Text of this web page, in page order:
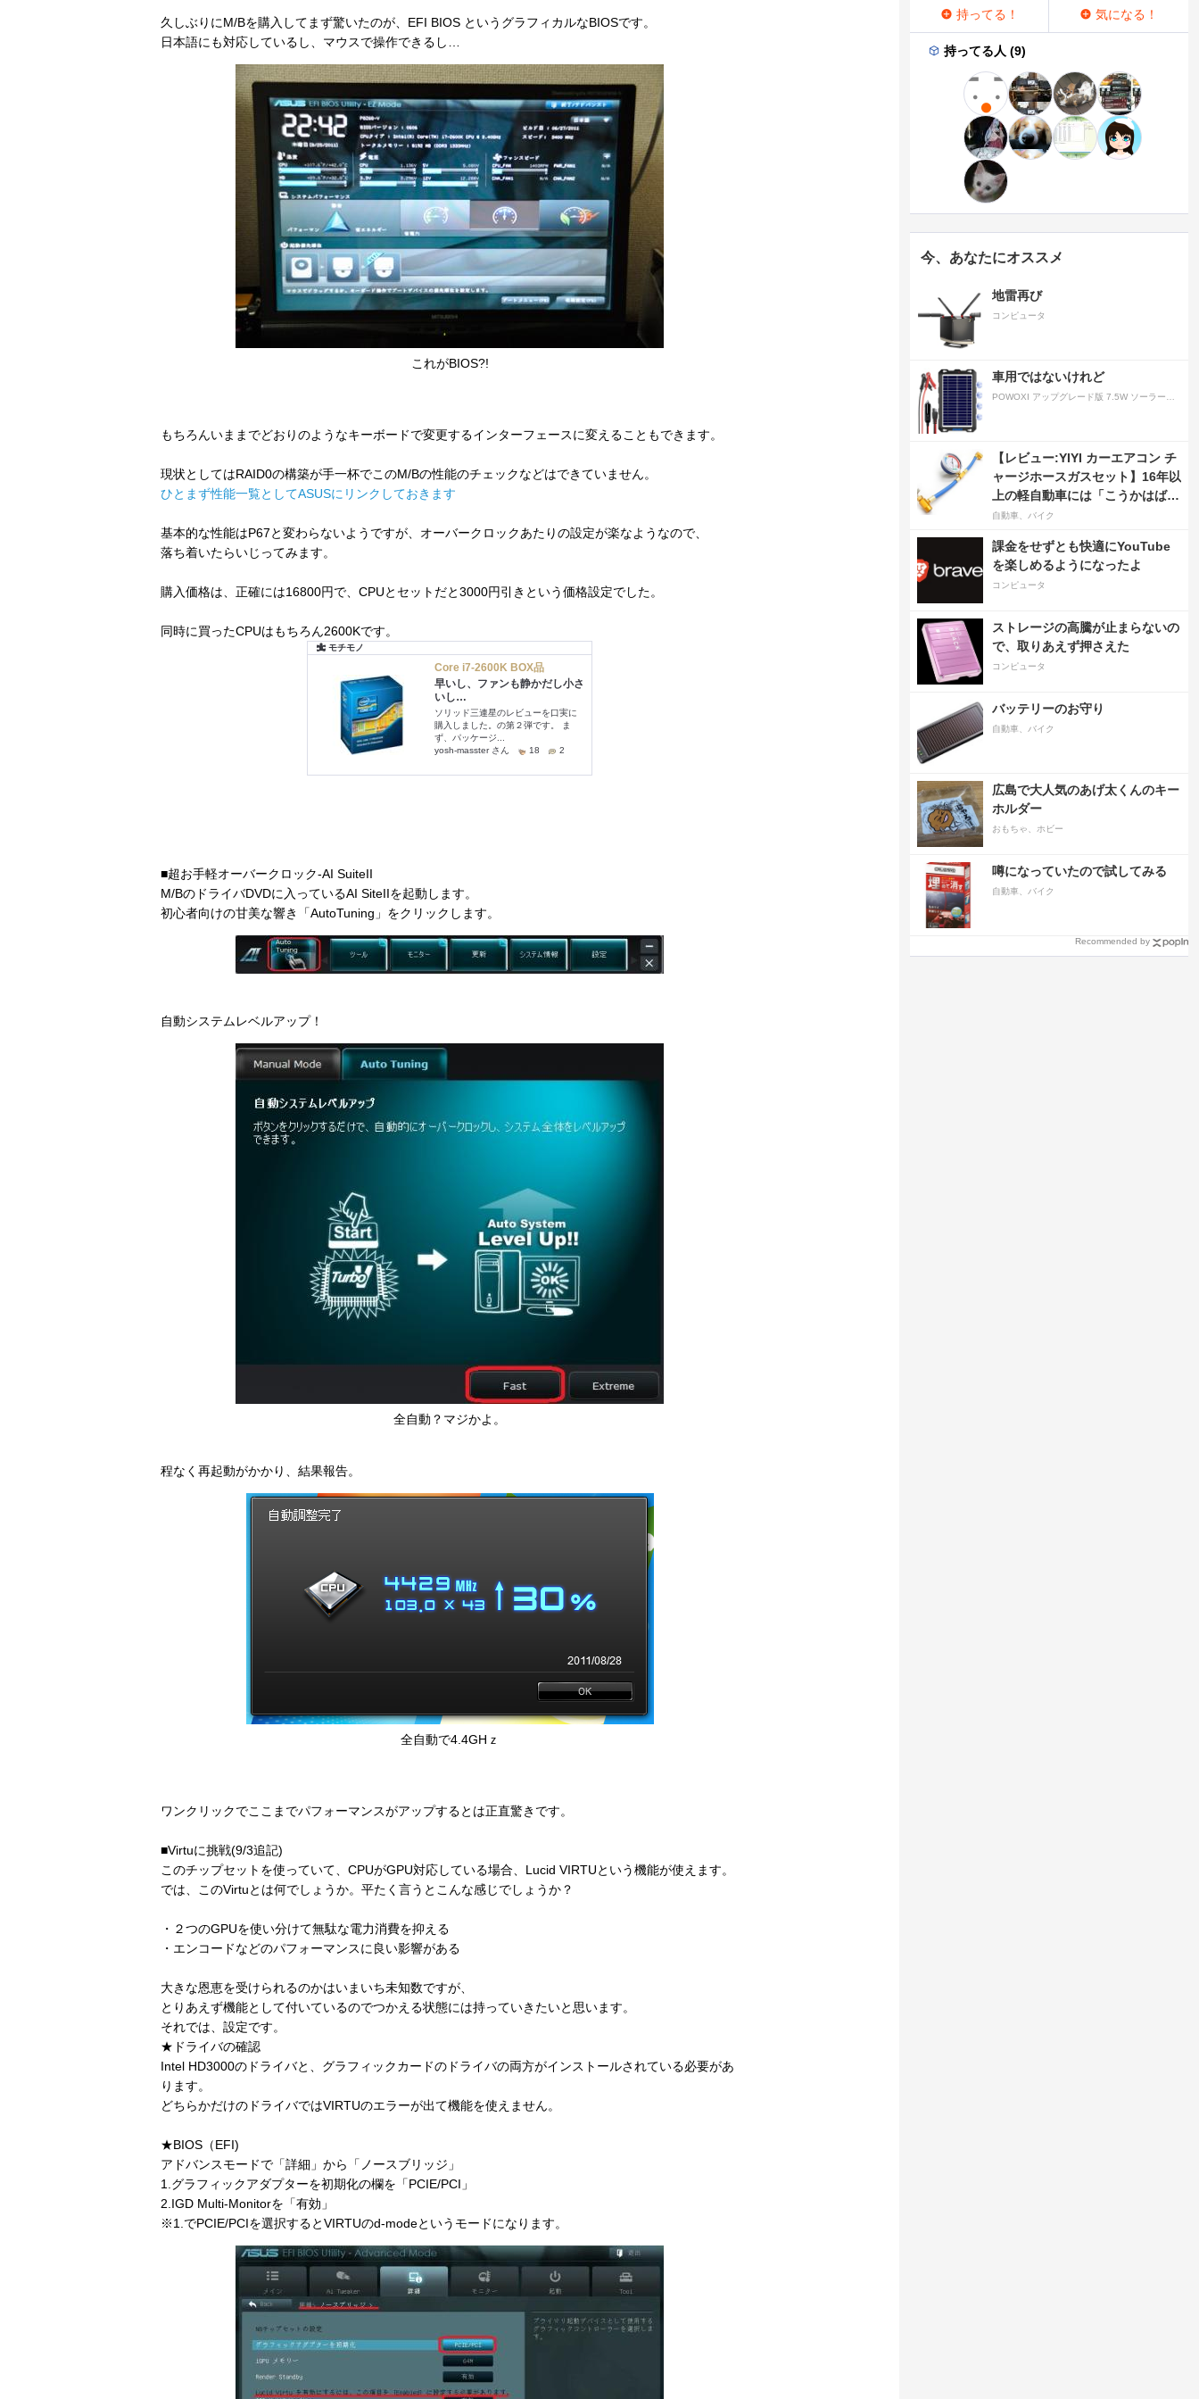
久しぶりにM/Bを購入してまず驚いたのが、EFI BIOS というグラフィカルなBIOSです。
日本語にも対応しているし、マウスで操作できるし…
これがBIOS?!
もちろんいままでどおりのようなキーボードで変更するインターフェースに変えることもできます。
現状としてはRAID0の構築が手一杯でこのM/Bの性能のチェックなどはできていません。
ひとまず性能一覧としてASUSにリンクしておきます
基本的な性能はP67と変わらないようですが、オーバークロックあたりの設定が楽なようなので、
落ち着いたらいじってみます。
購入価格は、正確には16800円で、CPUとセットだと3000円引きという価格設定でした。
同時に買ったCPUはもちろん2600Kです。
■超お手軽オーバークロック-AI SuiteII
M/BのドライバDVDに入っているAI SiteIIを起動します。
初心者向けの甘美な響き「AutoTuning」をクリックします。
自動システムレベルアップ！
全自動？マジかよ。
程なく再起動がかかり、結果報告。
全自動で4.4GHｚ
ワンクリックでここまでパフォーマンスがアップするとは正直驚きです。
■Virtuに挑戦(9/3追記)
このチップセットを使っていて、CPUがGPU対応している場合、Lucid VIRTUという機能が使えます。
では、このVirtuとは何でしょうか。平たく言うとこんな感じでしょうか？
・２つのGPUを使い分けて無駄な電力消費を抑える
・エンコードなどのパフォーマンスに良い影響がある
大きな恩恵を受けられるのかはいまいち未知数ですが、
とりあえず機能として付いているのでつかえる状態には持っていきたいと思います。
それでは、設定です。
★ドライバの確認
Intel HD3000のドライバと、グラフィックカードのドライバの両方がインストールされている必要があ
ります。
どちらかだけのドライバではVIRTUのエラーが出て機能を使えません。
★BIOS（EFI)
アドバンスモードで「詳細」から「ノースブリッジ」
1.グラフィックアダプターを初期化の欄を「PCIE/PCI」
2.IGD Multi-Monitorを「有効」
※1.でPCIE/PCIを選択するとVIRTUのd-modeというモードになります。
持ってる！ 気になる！
持ってる人 (9)
今、あなたにオススメ
地雷再び
コンピュータ
車用ではないけれど
【レビュー:YIYI カーエアコン チ
ャージホースガスセット】16年以
上の軽自動車には「こうかはばつ
ぐんだ」が…
自動車、バイク
課金をせずとも快適にYouTube
を楽しめるようになったよ
コンピュータ
ストレージの高騰が止まらないの
で、取りあえず押さえた
コンピュータ
バッテリーのお守り
自動車、バイク
広島で大人気のあげ太くんのキー
ホルダー
おもちゃ、ホビー
噂になっていたので試してみる
自動車、バイク
Recommended by